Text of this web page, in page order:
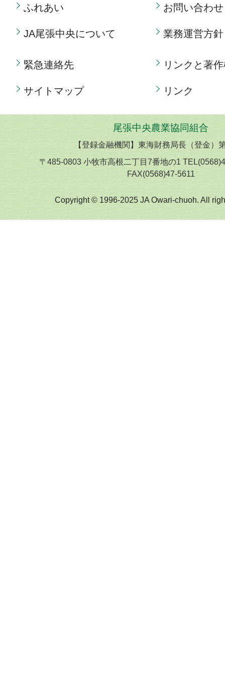
ふれあい
JA尾張中央について
お問い合わせ
業務運営方針
緊急連絡先
サイトマップ
リンクと著
リンク
尾張中央農業協同組合
【登録金融機関】東海財務局長（登金）
〒485-0803 小牧市高根二丁目7番地の1
FAX(0568)47-5611
Copyright © 1996-2025 JA Owari-chuoh. All